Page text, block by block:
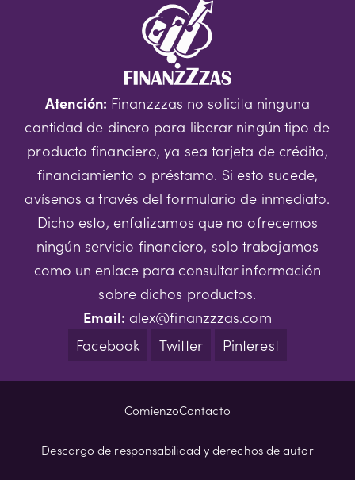
Atención: Finanzzzas no solicita ninguna
cantidad de dinero para liberar ningún tipo de
producto financiero, ya sea tarjeta de crédito,
financiamiento o préstamo. Si esto sucede,
avísenos a través del formulario de inmediato.
Dicho esto, enfatizamos que no ofrecemos
ningún servicio financiero, solo trabajamos
como un enlace para consultar información
sobre dichos productos.
Email: alex@finanzzzas.com
Facebook
Twitter Pinterest
ComienzoContacto
Descargo de responsabilidad y derechos de autor